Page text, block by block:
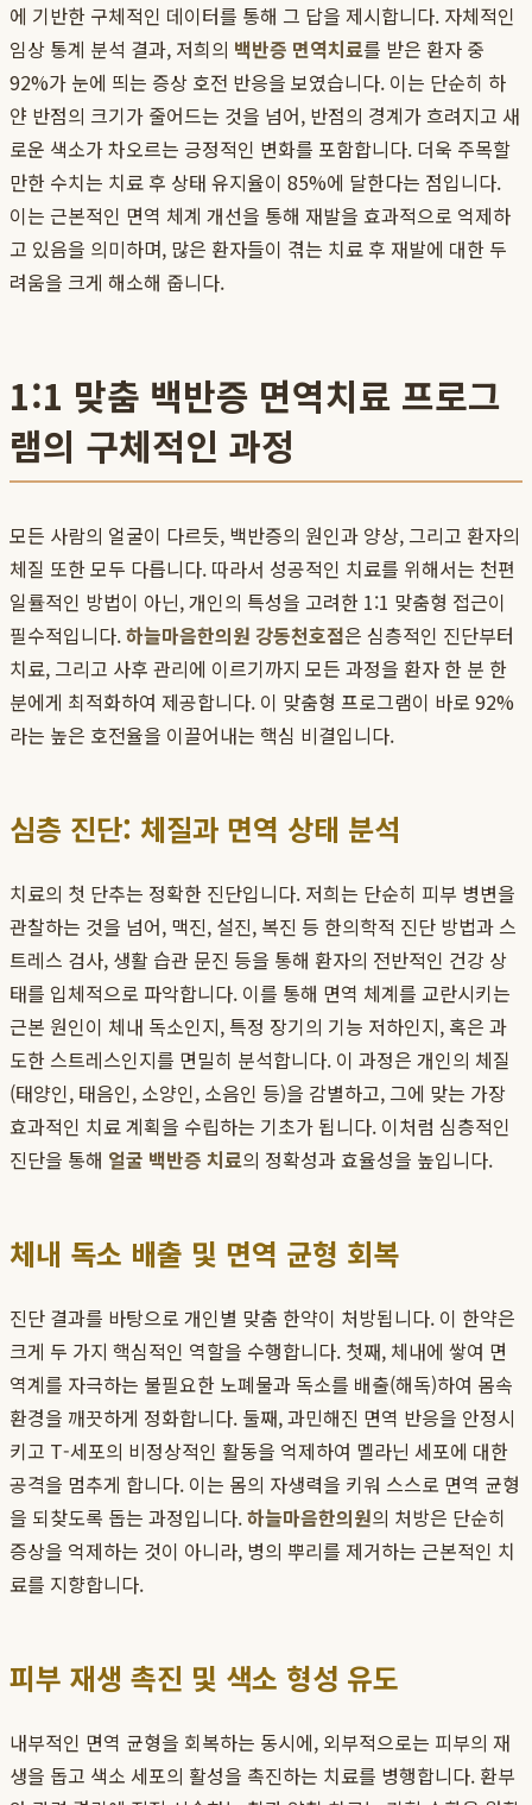
에 기반한 구체적인 데이터를 통해 그 답을 제시합니다. 자체적인
임상 통계 분석 결과, 저희의 백반증 면역치료를 받은 환자 중
92%가 눈에 띄는 증상 호전 반응을 보였습니다. 이는 단순히 하
얀 반점의 크기가 줄어드는 것을 넘어, 반점의 경계가 흐려지고 새
로운 색소가 차오르는 긍정적인 변화를 포함합니다. 더욱 주목할
만한 수치는 치료 후 상태 유지율이 85%에 달한다는 점입니다.
이는 근본적인 면역 체계 개선을 통해 재발을 효과적으로 억제하
고 있음을 의미하며, 많은 환자들이 겪는 치료 후 재발에 대한 두
려움을 크게 해소해 줍니다.
1:1 맞춤 백반증 면역치료 프로그
램의 구체적인 과정
모든 사람의 얼굴이 다르듯, 백반증의 원인과 양상, 그리고 환자의
체질 또한 모두 다릅니다. 따라서 성공적인 치료를 위해서는 천편
일률적인 방법이 아닌, 개인의 특성을 고려한 1:1 맞춤형 접근이
필수적입니다.하늘마음한의원 강동천호점은 심층적인 진단부터
치료, 그리고 사후 관리에 이르기까지 모든 과정을 환자 한 분 한
분에게 최적화하여 제공합니다. 이 맞춤형 프로그램이 바로 92%
라는 높은 호전율을 이끌어내는 핵심 비결입니다.
심층 진단: 체질과 면역 상태 분석
치료의 첫 단추는 정확한 진단입니다. 저희는 단순히 피부 병변을
관찰하는 것을 넘어, 맥진, 설진, 복진 등 한의학적 진단 방법과 스
트레스 검사, 생활 습관 문진 등을 통해 환자의 전반적인 건강 상
태를 입체적으로 파악합니다. 이를 통해 면역 체계를 교란시키는
근본 원인이 체내 독소인지, 특정 장기의 기능 저하인지, 혹은 과
도한 스트레스인지를 면밀히 분석합니다. 이 과정은 개인의 체질
(태양인, 태음인, 소양인, 소음인 등)을 감별하고, 그에 맞는 가장
효과적인 치료 계획을 수립하는 기초가 됩니다. 이처럼 심층적인
진단을 통해 얼굴 백반증 치료의 정확성과 효율성을 높입니다.
체내 독소 배출 및 면역 균형 회복
진단 결과를 바탕으로 개인별 맞춤 한약이 처방됩니다. 이 한약은
크게 두 가지 핵심적인 역할을 수행합니다. 첫째, 체내에 쌓여 면
역계를 자극하는 불필요한 노폐물과 독소를 배출(해독)하여 몸속
환경을 깨끗하게 정화합니다. 둘째, 과민해진 면역 반응을 안정시
키고 T-세포의 비정상적인 활동을 억제하여 멜라닌 세포에 대한
공격을 멈추게 합니다. 이는 몸의 자생력을 키워 스스로 면역 균형
을 되찾도록 돕는 과정입니다.하늘마음한의원의 처방은 단순히
증상을 억제하는 것이 아니라, 병의 뿌리를 제거하는 근본적인 치
료를 지향합니다.
피부 재생 촉진 및 색소 형성 유도
내부적인 면역 균형을 회복하는 동시에, 외부적으로는 피부의 재
생을 돕고 색소 세포의 활성을 촉진하는 치료를 병행합니다. 환부